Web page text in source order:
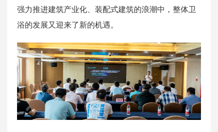
强力推进建筑产业化、装配式建筑的浪潮中，整体卫
浴的发展又迎来了新的机遇。